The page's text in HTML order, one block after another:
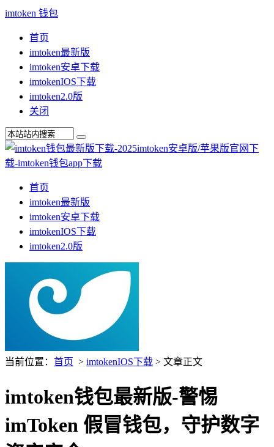
imtoken 钱包
首页
imtoken最新版
imtoken安卓下载
imtokenIOS下载
imtoken2.0版
关闭
首页
imtoken最新版
imtoken安卓下载
imtokenIOS下载
imtoken2.0版
当前位置： 首页 > imtokenIOS下载 > 文章正文
imtoken钱包最新版-警惕
imToken 假冒钱包，守护数字